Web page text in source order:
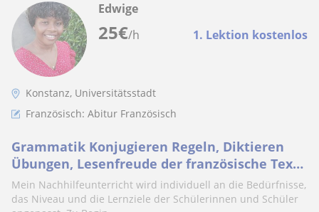
25€/h 1. Lektion kostenlos
Edwige
Konstanz, Universitätsstadt
Französisch: Abitur Französisch
Grammatik Konjugieren Regeln, Diktieren
Übungen, Lesenfreude der französische Texte
wecken
Mein Nachhilfeunterricht wird individuell an die Bedürfnisse,
das Niveau und die Lernziele der Schülerinnen und Schüler